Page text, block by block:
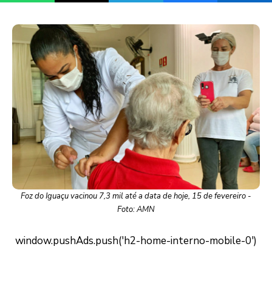
Foz do Iguaçu vacinou 7,3 mil até a data de hoje, 15 de fevereiro -
Foto: AMN